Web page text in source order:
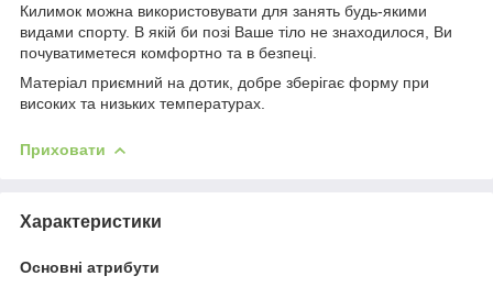
Килимок можна використовувати для занять будь-якими
видами спорту. В якій би позі Ваше тіло не знаходилося, Ви
почуватиметеся комфортно та в безпеці.
Матеріал приємний на дотик, добре зберігає форму при
високих та низьких температурах.
Приховати
Характеристики
Основні атрибути